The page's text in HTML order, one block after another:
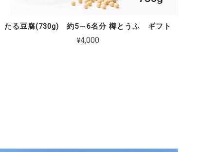
たる豆腐(730g) 約5～6名分 樽とうふ ギフト
¥4,000